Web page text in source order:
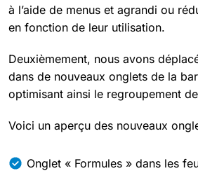
à l’aide de menus et agrandi ou
en fonction de leur utilisation.
Deuxièmement, nous avons
dans de nouveaux onglets de la
optimisant ainsi le regroupement
Voici un aperçu des nouveaux
Onglet « Formules » dans les